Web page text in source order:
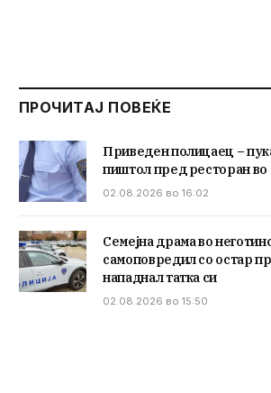
ПРОЧИТАЈ ПОВЕЌЕ
Приведен полицаец –
пиштол пред ресторан во
02.08.2026 во 16:02
Семејна драма во
самоповредил со остар
нападнал татка си
02.08.2026 во 15:50